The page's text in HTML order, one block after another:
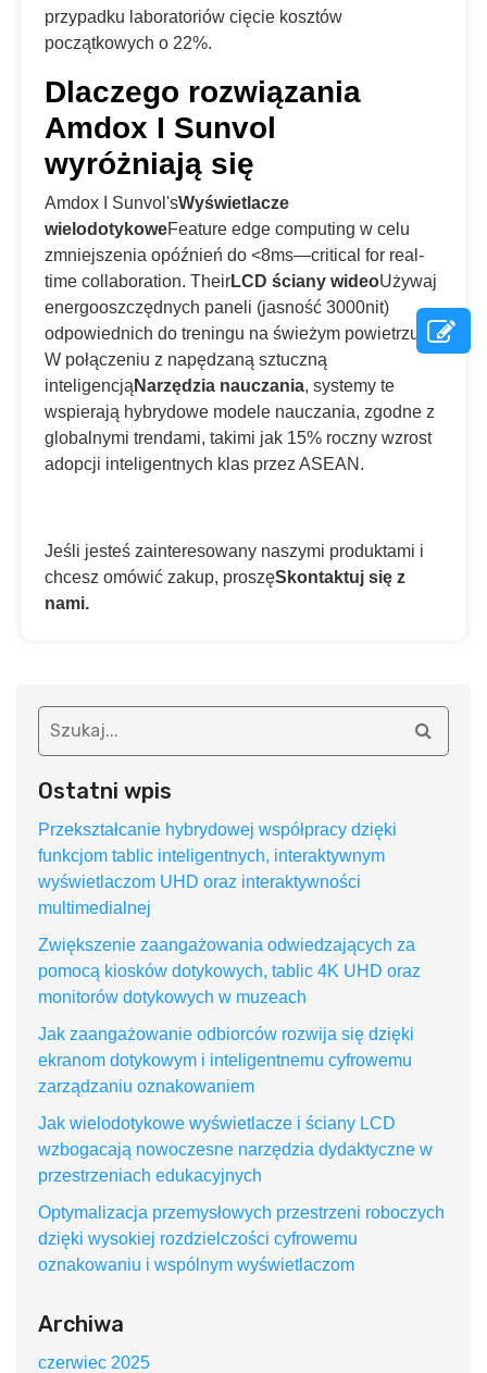
przypadku laboratoriów cięcie kosztów
początkowych o 22%.
Dlaczego rozwiązania
Amdox I Sunvol
wyróżniają się
Amdox I Sunvol'sWyświetlacze
wielodotykoweFeature edge computing w celu
zmniejszenia opóźnień do <8ms—critical for real-
time collaboration. TheirLCD ściany wideoUżywaj
energooszczędnych paneli (jasność 3000nit)
odpowiednich do treningu na świeżym powietrzu.
W połączeniu z napędzaną sztuczną
inteligencją Narzędzia nauczania, systemy te
wspierają hybrydowe modele nauczania, zgodne z
globalnymi trendami, takimi jak 15% roczny wzrost
adopcji inteligentnych klas przez ASEAN.
Jeśli jesteś zainteresowany naszymi produktami i
chcesz omówić zakup, proszęSkontaktuj się z
nami.
Ostatni wpis
Przekształcanie hybrydowej współpracy dzięki
funkcjom tablic inteligentnych, interaktywnym
wyświetlaczom UHD oraz interaktywności
multimedialnej
Zwiększenie zaangażowania odwiedzających za
pomocą kiosków dotykowych, tablic 4K UHD oraz
monitorów dotykowych w muzeach
Jak zaangażowanie odbiorców rozwija się dzięki
ekranom dotykowym i inteligentnemu cyfrowemu
zarządzaniu oznakowaniem
Jak wielodotykowe wyświetlacze i ściany LCD
wzbogacają nowoczesne narzędzia dydaktyczne w
przestrzeniach edukacyjnych
Optymalizacja przemysłowych przestrzeni roboczych
dzięki wysokiej rozdzielczości cyfrowemu
oznakowaniu i wspólnym wyświetlaczom
Archiwa
czerwiec 2025